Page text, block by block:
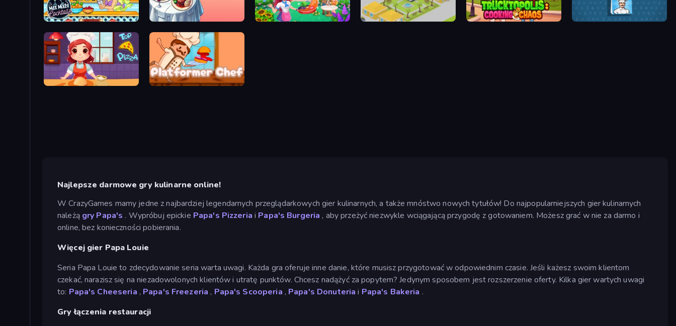
Max Mixed Cocktails That's My Recipe Magic Kitchen: Merge Game Cookin'Truck Trucktopolis Cooking Chaos Card Cafe
Top Pizza Platformer Chef
Najlepsze darmowe gry kulinarne online!
W CrazyGames mamy jedne z najbardziej legendarnych przeglądarkowych gier kulinarnych, a także mnóstwo nowych tytułów! Do najpopularniejszych gier kulinarnych
należą gry Papa's . Wypróbuj epickie Papa's Pizzeria i Papa's Burgeria , aby przeżyć niezwykle wciągającą przygodę z gotowaniem. Możesz grać w nie za darmo i
online, bez konieczności pobierania.
Więcej gier Papa Louie
Seria Papa Louie to zdecydowanie seria warta uwagi. Każda gra oferuje inne danie, które musisz przygotować w odpowiednim czasie. Jeśli każesz swoim klientom
czekać, narazisz się na niezadowolonych klientów i utratę punktów. Chcesz nadążyć za popytem? Jedynym sposobem jest rozszerzenie oferty. Kilka gier wartych uwagi
to: Papa's Cheeseria , Papa's Freezeria , Papa's Scooperia , Papa's Donuteria i Papa's Bakeria .
Gry łączenia restauracji